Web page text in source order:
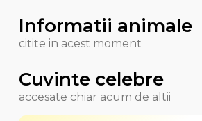
Informatii animale
citite in acest moment
Cuvinte celebre
accesate chiar acum de altii